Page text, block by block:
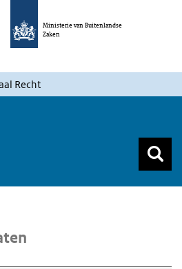
Ministerie van Buitenlandse
Zaken
Recht